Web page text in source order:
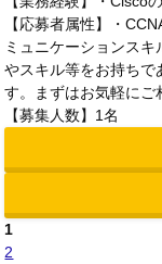
【応募者属性】・
ミュニケーションス
やスキル等をお持ちで
す。まずはお気軽にご
【募集人数】1名
1
2